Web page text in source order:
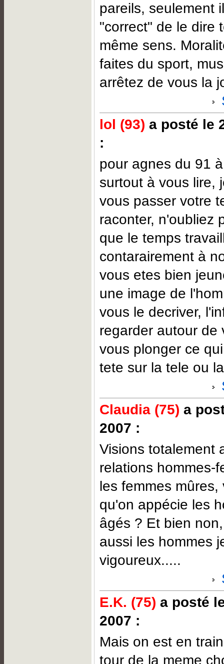
pareils, seulement
"correct" de le dire
même sens.
faites du sport,
arrêtez de vous la
lol (93) a posté le
:
pour agnes du 91
surtout à vous lire,
vous passer votre
raconter, n'oubliez
que le temps
contarairement à
vous etes bien
une image de
vous le decriver,
regarder autour de
vous plonger ce
tete sur la tele ou
Claudia (75) a
2007 :
Visions totalement
relations hommes-
les femmes
qu'on appécie les
âgés ? Et bien
aussi les hommes
vigoureux.....
E.K. (75) a posté
2007 :
Mais on est en
tour de la meme